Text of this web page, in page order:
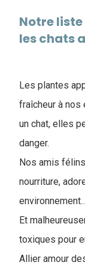
Notre
les chats
Les plantes
fraîcheur à
un chat, elles
danger.
Nos amis
nourriture,
Et
toxiques pour
Allier amour